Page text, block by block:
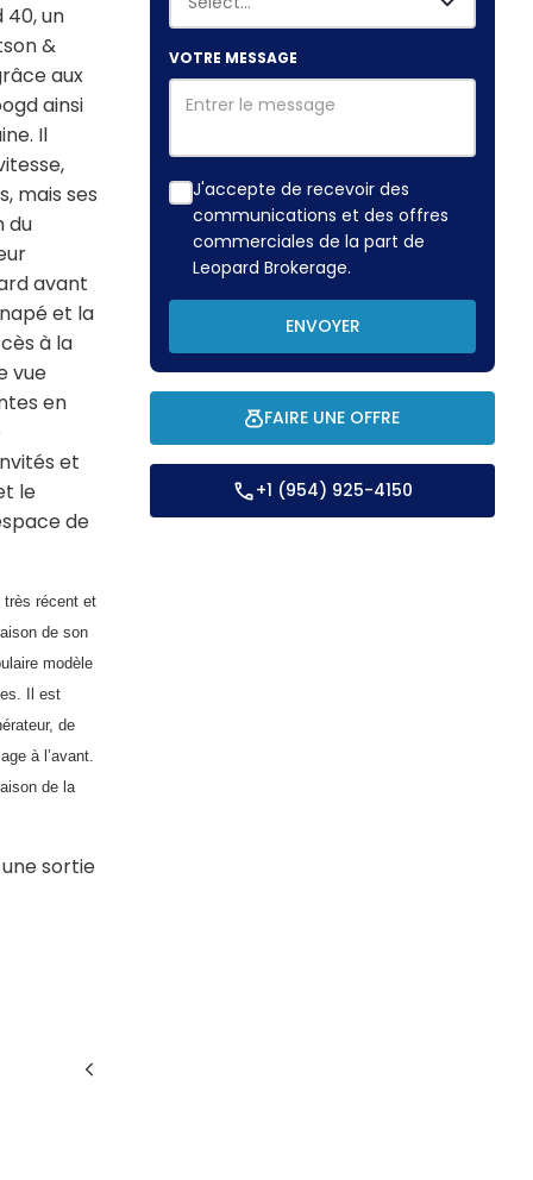
40, un
&
aux
ainsi
Il
mais ses
du
avant
et la
à la
vue
en
et
le
de
récent et
de son
modèle
Il est
de
à l’avant.
de la
sortie
VOTRE MESSAGE
J'accepte de recevoir des
communications et des offres
commerciales de la part de
Leopard Brokerage.
ENVOYER
FAIRE UNE OFFRE
+1 (954) 925-4150